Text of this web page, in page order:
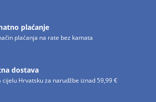
plaćanje
plaćanja na rate bez kamata
dostava
cijelu Hrvatsku za narudžbe iznad 59,99 €